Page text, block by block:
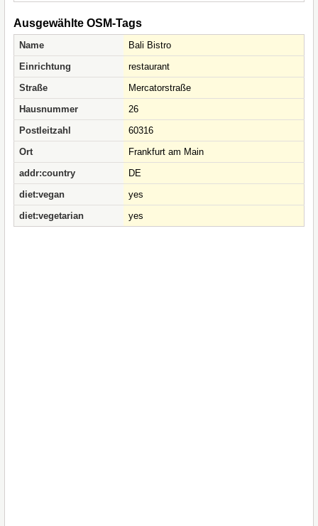
Ausgewählte OSM-Tags
Name
Bali Bistro
Einrichtung
restaurant
Straße
Mercatorstraße
Hausnummer
26
Postleitzahl
60316
Ort
Frankfurt am Main
addr:country
DE
diet:vegan
yes
diet:vegetarian
yes